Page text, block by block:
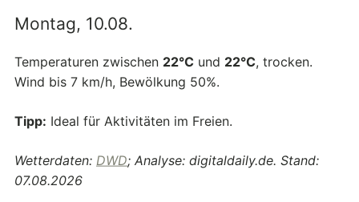
Montag, 10.08.
Temperaturen zwischen 22°C und 22°C, trocken.
Wind bis 7 km/h, Bewölkung 50%.
Tipp: Ideal für Aktivitäten im Freien.
Wetterdaten: DWD; Analyse: digitaldaily.de. Stand:
07.08.2026